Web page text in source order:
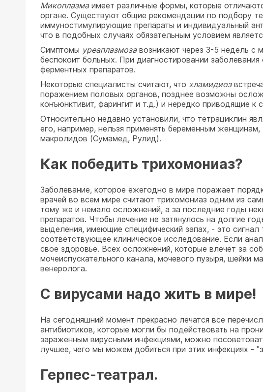
Микоплазмаимеет различные формы, которые
органе. Существуют общие рекомендации по подбору
иммуностимулирующие препараты и индивидуальный
что в подобных случаях обязательным условием
Симптомы уреаплазмозавозникают через 3-5 недель с
беспокоит больных. При диагностировании
ферментных препаратов.
Некоторые специалисты считают, что хламидиоз
поражением половых органов, позднее возможны
конъюнктивит, фарингит и т.д.) и нередко приводящие к
Относительно недавно установили, что тетрациклин
его, например, нельзя применять беременным
макролидов (Сумамед, Рулид).
Как победить трихомониаз?
Заболевание, которое ежегодно в мире поражает
врачей во всем мире считают трихомониаз одним из
тому же и немало осложнений, а за последние годы
препаратов. Чтобы лечение не затянулось на долгие
выделения, имеющие специфический запах, - это
соответствующее клиническое исследование. Если
свое здоровье. Всех осложнений, которые влечет за
мочеиспускательного канала, мочевого пузыря, шейки
венеролога.
С вирусами надо жить в мире!
На сегодняшний момент прекрасно лечатся все
антибиотиков, которые могли бы подействовать на
зараженным вирусными инфекциями, можно
лучшее, чего мы можем добиться при этих инфекциях -
Герпес-театрал.